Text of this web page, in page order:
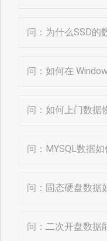
问：为什么SSD的
问：如何在
问：如何上门数据
问：MYSQL数据如
问：固态硬盘数据
问：二次开盘数据